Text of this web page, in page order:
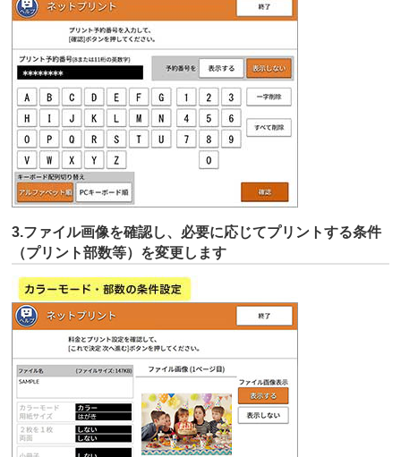
3.ファイル画像を確認し、必要に応じてプリントする条件
（プリント部数等）を変更します